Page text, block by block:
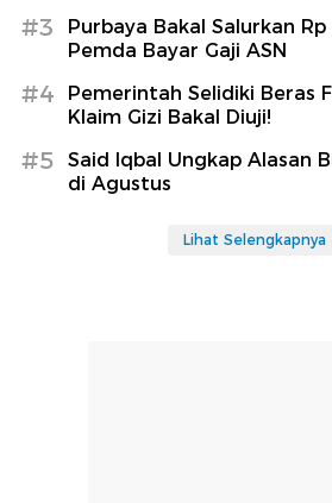
#3
Purbaya Bakal Salurkan
Pemda Bayar Gaji ASN
#4
Pemerintah Selidiki Beras
Klaim Gizi Bakal Diuji!
#5
Said Iqbal Ungkap Alasan
di Agustus
Lihat Selengkapnya